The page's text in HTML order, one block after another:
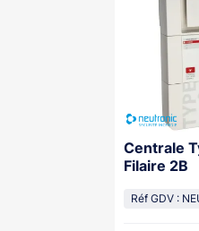
Centrale
Filaire 2B
Réf GDV :